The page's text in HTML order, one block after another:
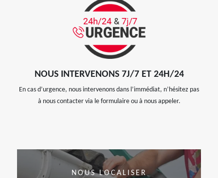
NOUS INTERVENONS 7J/7 ET 24H/24
En cas d’urgence, nous intervenons dans l’immédiat, n’hésitez pas
à nous contacter via le formulaire ou à nous appeler.
NOUS LOCALISER